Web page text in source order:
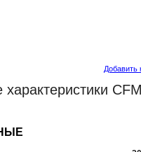
Добавить
характеристики